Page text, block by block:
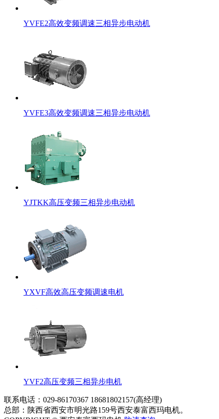
YVFE2高效变频调速三相异步电动机
YVFE3高效变频调速三相异步电动机
YJTKK高压变频三相异步电动机
YXVF高效高压变频调速电机
YVF2高压变频三相异步电机
联系电话：029-86170367 18681802157(高经理)
总部：陕西省西安市明光路159号西安泰富西玛电机。